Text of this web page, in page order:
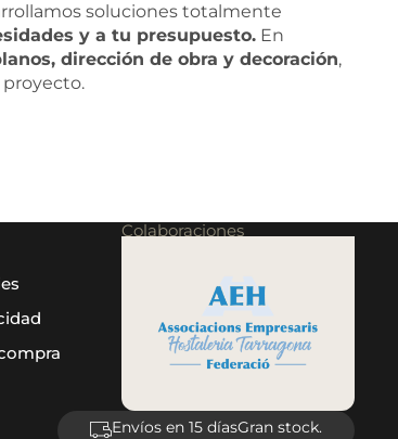
soluciones totalmente
y a tu presupuesto. En
dirección de obra y decoración,
Colaboraciones
Envíos en 15 díasGran stock.